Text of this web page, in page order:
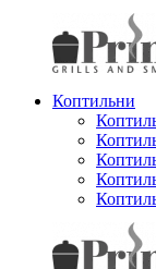
Коптильни